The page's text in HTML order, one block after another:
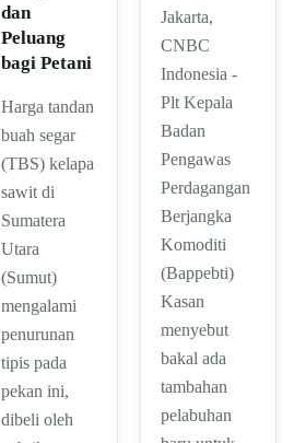
dan
Peluang
bagi Petani
Harga tandan
buah segar
(TBS) kelapa
sawit di
Sumatera
Utara
(Sumut)
mengalami
penurunan
tipis pada
pekan ini,
dibeli oleh
Jakarta,
CNBC
Indonesia -
Plt Kepala
Badan
Pengawas
Perdagangan
Berjangka
Komoditi
(Bappebti)
Kasan
menyebut
bakal ada
tambahan
pelabuhan